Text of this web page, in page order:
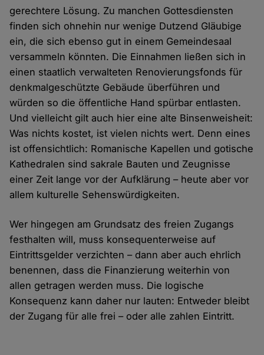
gerechtere Lösung. Zu manchen Gottesdiensten
finden sich ohnehin nur wenige Dutzend Gläubige
ein, die sich ebenso gut in einem Gemeindesaal
versammeln könnten. Die Einnahmen ließen sich in
einen staatlich verwalteten Renovierungsfonds für
denkmalgeschützte Gebäude überführen und
würden so die öffentliche Hand spürbar entlasten.
Und vielleicht gilt auch hier eine alte Binsenweisheit:
Was nichts kostet, ist vielen nichts wert. Denn eines
ist offensichtlich: Romanische Kapellen und gotische
Kathedralen sind sakrale Bauten und Zeugnisse
einer Zeit lange vor der Aufklärung – heute aber vor
allem kulturelle Sehenswürdigkeiten.
Wer hingegen am Grundsatz des freien Zugangs
festhalten will, muss konsequenterweise auf
Eintrittsgelder verzichten – dann aber auch ehrlich
benennen, dass die Finanzierung weiterhin von
allen getragen werden muss. Die logische
Konsequenz kann daher nur lauten: Entweder bleibt
der Zugang für alle frei – oder alle zahlen Eintritt.